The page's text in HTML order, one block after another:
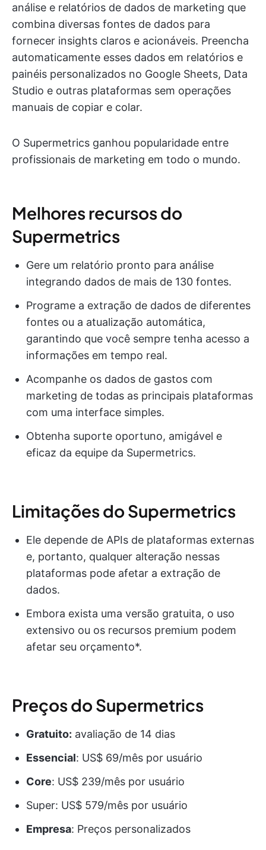
análise e relatórios de dados de marketing que
combina diversas fontes de dados para
fornecer insights claros e acionáveis. Preencha
automaticamente esses dados em relatórios e
painéis personalizados no Google Sheets, Data
Studio e outras plataformas sem operações
manuais de copiar e colar.
O Supermetrics ganhou popularidade entre
profissionais de marketing em todo o mundo.
Melhores recursos do
Supermetrics
Gere um relatório pronto para análise
integrando dados de mais de 130 fontes.
Programe a extração de dados de diferentes
fontes ou a atualização automática,
garantindo que você sempre tenha acesso a
informações em tempo real.
Acompanhe os dados de gastos com
marketing de todas as principais plataformas
com uma interface simples.
Obtenha suporte oportuno, amigável e
eficaz da equipe da Supermetrics.
Limitações do Supermetrics
Ele depende de APIs de plataformas externas
e, portanto, qualquer alteração nessas
plataformas pode afetar a extração de
dados.
Embora exista uma versão gratuita, o uso
extensivo ou os recursos premium podem
afetar seu orçamento*.
Preços do Supermetrics
Gratuito: avaliação de 14 dias
Essencial: US$ 69/mês por usuário
Core: US$ 239/mês por usuário
Super: US$ 579/mês por usuário
Empresa: Preços personalizados